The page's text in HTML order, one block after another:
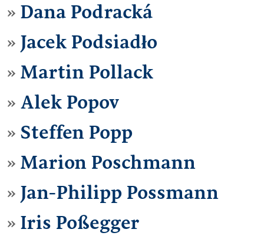
Dana Podracká
Jacek Podsiadło
Martin Pollack
Alek Popov
Steffen Popp
Marion Poschmann
Jan-Philipp Possmann
Iris Poßegger